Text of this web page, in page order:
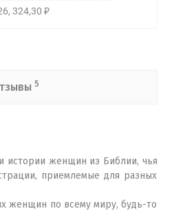
324,30 ₽
5
истории женщин из Библии, чья
приемлемые для разных
женщин по всему миру, будь-то